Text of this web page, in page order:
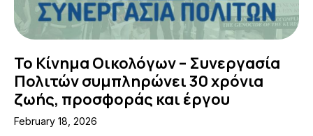
To Κίνημα Οικολόγων – Συνεργασία
Πολιτών συμπληρώνει 30 χρόνια
ζωής, προσφοράς και έργου
February 18, 2026